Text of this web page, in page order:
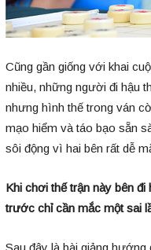
Cũng gần giống với khai
nhiều, những người đi hậu
nhưng hình thế trong ván
mạo hiểm và táo bạo sẵn
sôi động vì hai bên rất dễ
Khi chơi thế trận này bên đi
trước chỉ cần mắc một sai
Sau đây là bài giảng